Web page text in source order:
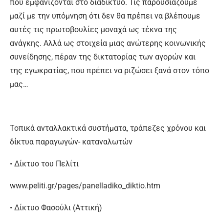
που εμφανίζονται στο διαδίκτυο. Τις παρουσιάζουμε
μαζί με την υπόμνηση ότι δεν θα πρέπει να βλέπουμε
αυτές τις πρωτοβουλίες μοναχά ως τέκνα της
ανάγκης. Αλλά ως στοιχεία μιας ανώτερης κοινωνικής
συνείδησης, πέραν της δικτατορίας των αγορών και
της εγωκρατίας, που πρέπει να ριζώσει ξανά στον τόπο
μας…
Τοπικά ανταλλακτικά συστήματα, τράπεζες χρόνου και
δίκτυα παραγωγών- καταναλωτών
• Δίκτυο του Πελίτι
www.peliti.gr/pages/panelladiko_diktio.htm
• Δίκτυο Φασούλι (Αττική)